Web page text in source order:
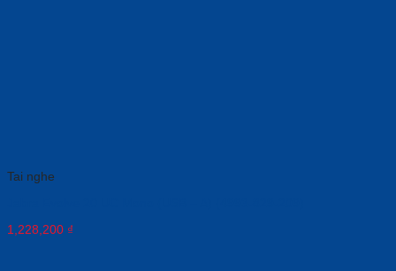
Tai nghe
1,228,200 ₫